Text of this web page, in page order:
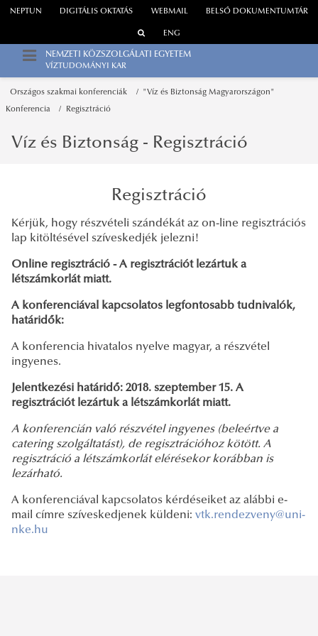
WEBMAIL
NEPTUN DIGITÁLIS OKTATÁS BELSŐ DOKUMENTUMTÁR
ENG
NEMZETI KÖZSZOLGÁLATI EGYETEM
VÍZTUDOMÁNYI KAR
Országos szakmai konferenciák "Víz és Biztonság Magyarországon"
Konferencia Regisztráció
Víz és Biztonság - Regisztráció
Regisztráció
Kérjük, hogy részvételi szándékát az on-line regisztrációs
lap kitöltésével szíveskedjék jelezni!
Online regisztráció - A regisztrációt lezártuk a
létszámkorlát miatt.
A konferenciával kapcsolatos legfontosabb tudnivalók,
határidők:
A konferencia hivatalos nyelve magyar, a részvétel
ingyenes.
Jelentkezési határidő: 2018. szeptember 15. A
regisztrációt lezártuk a létszámkorlát miatt.
A konferencián való részvétel ingyenes (beleértve a
catering szolgáltatást), de regisztrációhoz kötött. A
regisztráció a létszámkorlát elérésekor korábban is
lezárható.
A konferenciával kapcsolatos kérdéseiket az alábbi e-
mail címre szíveskedjenek küldeni: vtk.rendezveny@uni-
nke.hu